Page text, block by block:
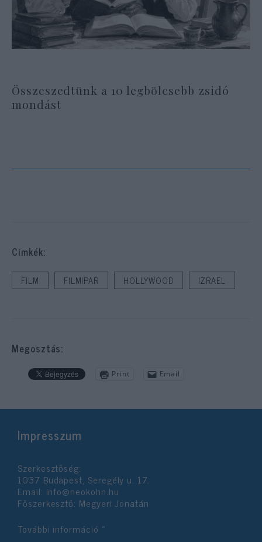
Összeszedtünk a 10 legbölcsebb zsidó
mondást
Cimkék:
FILM FILMIPAR HOLLYWOOD IZRAEL
Megosztás:
Print Email
Impresszum
Szerkesztőség:
1037 Budapest, Seregély u. 17.
Email: info@neokohn.hu
Főszerkesztő: Megyeri Jonatán
További információ »